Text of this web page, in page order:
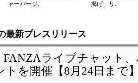
ャーバージ..
掲げ、リ..
最新プレスリリース
FANZAライブチャット
トを開催【8月24日まで